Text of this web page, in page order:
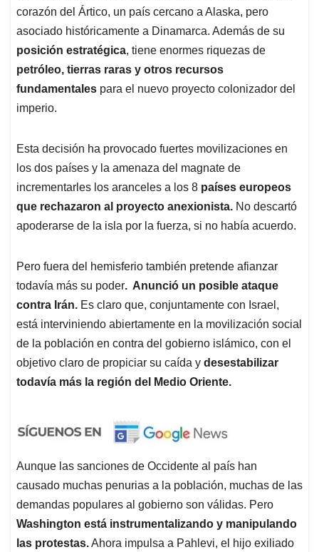
corazón del Ártico, un país cercano a Alaska, pero
asociado históricamente a Dinamarca. Además de su
posición estratégica, tiene enormes riquezas de
petróleo, tierras raras y otros recursos
fundamentales para el nuevo proyecto colonizador del
imperio.
Esta decisión ha provocado fuertes movilizaciones en
los dos países y la amenaza del magnate de
incrementarles los aranceles a los 8 países europeos
que rechazaron al proyecto anexionista. No descartó
apoderarse de la isla por la fuerza, si no había acuerdo.
Pero fuera del hemisferio también pretende afianzar
todavía más su poder. Anunció un posible ataque
contra Irán. Es claro que, conjuntamente con Israel,
está interviniendo abiertamente en la movilización social
de la población en contra del gobierno islámico, con el
objetivo claro de propiciar su caída y desestabilizar
todavía más la región del Medio Oriente.
Aunque las sanciones de Occidente al país han
causado muchas penurias a la población, muchas de las
demandas populares al gobierno son válidas. Pero
Washington está instrumentalizando y manipulando
las protestas.Ahora impulsa a Pahlevi, el hijo exiliado